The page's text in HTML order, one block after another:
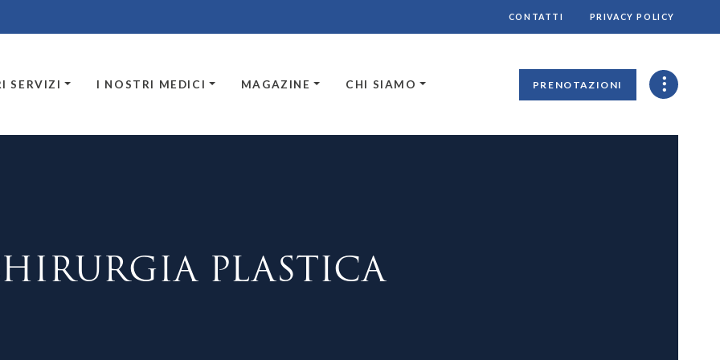
CONTATTI PRIVACY POLICY
SERVIZI I NOSTRI MEDICI MAGAZINE CHI SIAMO PRENOTAZIONI
PLASTICA